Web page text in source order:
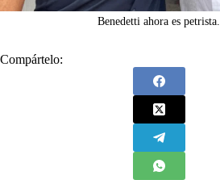
Benedetti ahora es petrista.
Compártelo: